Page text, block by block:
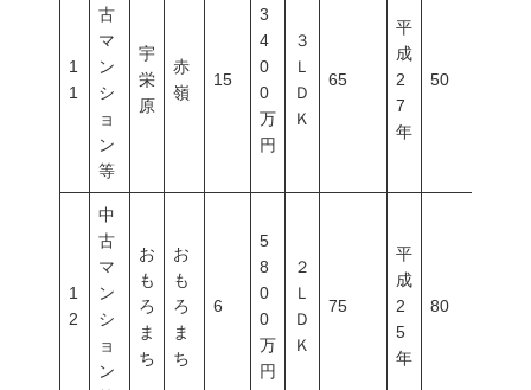
1
1
古
マ
ン
シ
ョ
ン
等
宇
栄
原
赤
嶺
15
3
4
0
0
万
円
３
Ｌ
Ｄ
Ｋ
65
平
成
2
7
年
50
1
2
中
古
マ
ン
シ
ョ
ン
お
も
ろ
ま
ち
お
も
ろ
ま
ち
6
5
8
0
0
万
円
２
Ｌ
Ｄ
Ｋ
75
平
成
2
5
年
80